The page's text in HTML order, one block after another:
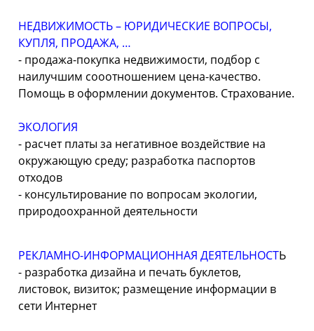
НЕДВИЖИМОСТЬ – ЮРИДИЧЕСКИЕ ВОПРОСЫ,
КУПЛЯ, ПРОДАЖА, …
- продажа-покупка недвижимости, подбор с
наилучшим сооотношением цена-качество.
Помощь в оформлении документов. Страхование.
ЭКОЛОГИЯ
- расчет платы за негативное воздействие на
окружающую среду; разработка паспортов
отходов
- консультирование по вопросам экологии,
природоохранной деятельности
РЕКЛАМНО-ИНФОРМАЦИОННАЯ ДЕЯТЕЛЬНОСТЬ
- разработка дизайна и печать буклетов,
листовок, визиток; размещение информации в
сети Интернет